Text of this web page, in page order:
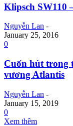
Klipsch SW110
Nguyễn Lan -
January 25, 2016
0
Cuốn hút trong
vương Atlantis
Nguyễn Lan -
January 15, 2019
0
Xem thêm